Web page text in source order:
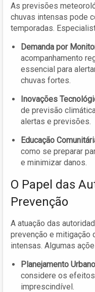
As previsões
chuvas intensas pode
temporadas.
Demanda por
acompanhamento
essencial para
chuvas fortes.
Inovações
de previsão
alertas e previsões.
Educação
como se preparar
e minimizar danos.
O Papel das
Prevenção
A atuação das
prevenção e mitigação
intensas. Algumas
Planejamento
considere os
imprescindível.